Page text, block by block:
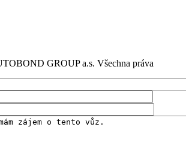
GROUP a.s. Všechna práva